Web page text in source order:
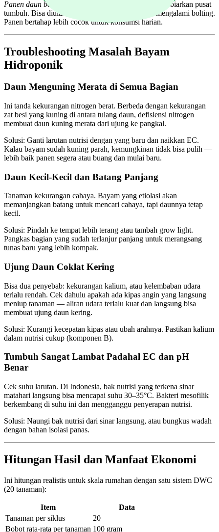
Panen daun bertahap:
Petik daun terluar dari bawah, biarkan pusat
tumbuh. Bisa diulangi 2–3 kali sebelum tanaman mengalami bolting.
Panen bertahap lebih cocok untuk konsumsi harian.
Troubleshooting Masalah Bayam
Hidroponik
Daun Menguning Merata di Semua Bagian
Ini tanda kekurangan nitrogen berat. Berbeda dengan kekurangan
zat besi yang kuning di antara tulang daun, defisiensi nitrogen
membuat daun kuning merata dari ujung ke pangkal.
Solusi: Ganti larutan nutrisi dengan yang baru dan naikkan EC.
Kalau bayam sudah kuning parah, kemungkinan tidak bisa pulih —
lebih baik panen segera atau buang dan mulai baru.
Daun Kecil-Kecil dan Batang Panjang
Tanaman kekurangan cahaya. Bayam yang etiolasi akan
memanjangkan batang untuk mencari cahaya, tapi daunnya tetap
kecil.
Solusi: Pindah ke tempat lebih terang atau tambah grow light.
Pangkas bagian yang sudah terlanjur panjang untuk merangsang
tunas baru yang lebih kompak.
Ujung Daun Coklat Kering
Bisa dua penyebab: kekurangan kalium, atau kelembaban udara
terlalu rendah. Cek dahulu apakah ada kipas angin yang langsung
meniup tanaman — aliran udara terlalu kuat dan langsung bisa
membuat ujung daun kering.
Solusi: Kurangi kecepatan kipas atau ubah arahnya. Pastikan kalium
dalam nutrisi cukup (komponen B).
Tumbuh Sangat Lambat Padahal EC dan pH
Benar
Cek suhu larutan. Di Indonesia, bak nutrisi yang terkena sinar
matahari langsung bisa mencapai suhu 30–35°C. Bakteri mesofilik
berkembang di suhu ini dan mengganggu penyerapan nutrisi.
Solusi: Naungi bak nutrisi dari sinar langsung, atau bungkus wadah
dengan bahan isolasi panas.
Hitungan Hasil dan Manfaat Ekonomi
Ini hitungan realistis untuk skala rumahan dengan satu sistem DWC
(20 tanaman):
Item
Data
Tanaman per siklus
20
Bobot rata-rata per tanaman 100 gram